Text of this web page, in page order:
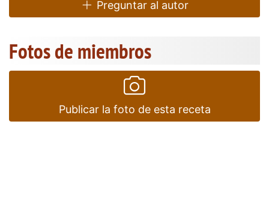
Preguntar al autor
Fotos de miembros
Publicar la foto de esta receta